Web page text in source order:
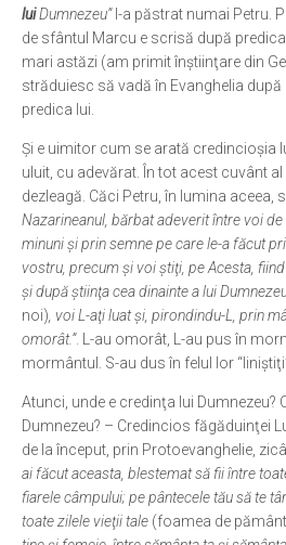
luiDumnezeu”l-a păstrat numai Petru.
de sfântul Marcu e scrisă după
mari astăzi (am primit înştiinţare din
străduiesc să vadă în Evanghelia după
predica lui.
Şi e uimitor cum se arată credincioşia
uluit, cu adevărat. În tot acest cuvânt
dezleagă. Căci Petru, în lumina aceea,
Nazarineanul, bărbat adeverit între voi
minuni şi prin semne pe care le-a făcut
vostru, precum şi voi ştiţi, pe Acesta,
şi după ştiinţa cea dinainte a lui
noi) , voi L-aţi luat şi, pirondindu-L, prin
omorât.”. L-au omorât, L-au pus în
mormântul. S-au dus în felul lor
Atunci, unde e credinţa lui Dumnezeu?
Dumnezeu? – Credincios făgăduinţei
de la început, prin Protoevanghelie,
ai făcut aceasta, blestemat să fii între
fiarele câmpului; pe pântecele tău să te
toate zilele vieţii tale (foamea de